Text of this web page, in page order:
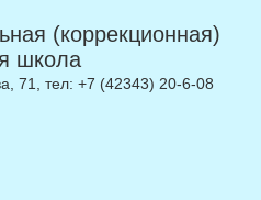
(коррекционная)
школа
71, тел: +7 (42343) 20-6-08